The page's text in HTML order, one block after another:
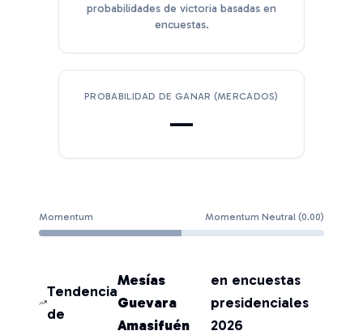
probabilidades de victoria basadas en
encuestas.
PROBABILIDAD DE GANAR (MERCADOS)
—
Momentum Momentum Neutral (0.00)
Tendencia
de
Mesías
Guevara
Amasifuén
en encuestas
presidenciales
2026